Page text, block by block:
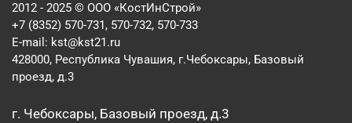
2012 - 2025 © ООО «КостИнСтрой»
+7 (8352) 570-731, 570-732, 570-733
E-mail: kst@kst21.ru
428000, Республика Чувашия, г.Чебоксары, Базовый
проезд, д.3
г. Чебоксары, Базовый проезд, д.3